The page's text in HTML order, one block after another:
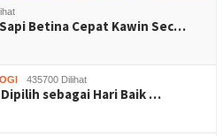
Betina Cepat Kawin Sec…
435700 Dilihat
sebagai Hari Baik …